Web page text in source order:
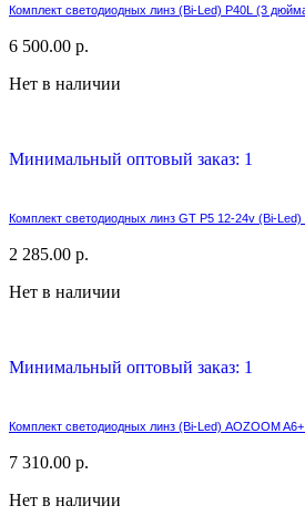
Комплект светодиодных линз (Bi-Led) P40L (3
6 500.00 р.
Нет в наличии
Минимальный оптовый заказ: 1
Комплект светодиодных линз GT P5 12-24v (Bi-Led)
2 285.00 р.
Нет в наличии
Минимальный оптовый заказ: 1
Комплект светодиодных линз (Bi-Led) AOZOOM
7 310.00 р.
Нет в наличии